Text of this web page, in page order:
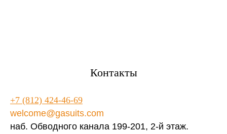
Контакты
+7 (812) 424-46-69
welcome@gasuits.com
наб. Обводного канала 199-201, 2-й этаж.